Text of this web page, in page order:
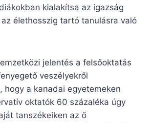
kialakítsa az igazság
élethosszig tartó tanulásra való
jelentés a felsőoktatás
veszélyekről
hogy a kanadai egyetemeken
oktatók 60 százaléka úgy
tanszékeiken az ő